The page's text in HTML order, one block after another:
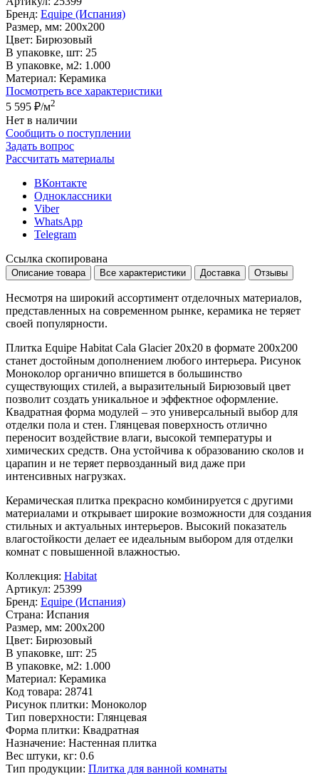
Бренд: Equipe (Испания)
Размер, мм: 200x200
Цвет: Бирюзовый
В упаковке, шт: 25
В упаковке, м2: 1.000
Материал: Керамика
Посмотреть все характеристики
5 595 ₽/м2
Нет в наличии
Сообщить о поступлении
Задать вопрос
Рассчитать материалы
ВКонтакте
Одноклассники
Viber
WhatsApp
Telegram
Ссылка скопирована
Описание товара Все характеристики Доставка Отзывы
Несмотря на широкий ассортимент отделочных материалов,
представленных на современном рынке, керамика не теряет
своей популярности.
Плитка Equipe Habitat Cala Glacier 20x20 в формате 200x200
станет достойным дополнением любого интерьера. Рисунок
Моноколор органично впишется в большинство
существующих стилей, а выразительный Бирюзовый цвет
позволит создать уникальное и эффектное оформление.
Квадратная форма модулей – это универсальный выбор для
отделки пола и стен. Глянцевая поверхность отлично
переносит воздействие влаги, высокой температуры и
химических средств. Она устойчива к образованию сколов и
царапин и не теряет первозданный вид даже при
интенсивных нагрузках.
Керамическая плитка прекрасно комбинируется с другими
материалами и открывает широкие возможности для создания
стильных и актуальных интерьеров. Высокий показатель
влагостойкости делает ее идеальным выбором для отделки
комнат с повышенной влажностью.
Коллекция: Habitat
Артикул: 25399
Бренд: Equipe (Испания)
Страна: Испания
Размер, мм: 200x200
Цвет: Бирюзовый
В упаковке, шт: 25
В упаковке, м2: 1.000
Материал: Керамика
Код товара: 28741
Рисунок плитки: Моноколор
Тип поверхности: Глянцевая
Форма плитки: Квадратная
Назначение: Настенная плитка
Вес штуки, кг: 0.6
Тип продукции: Плитка для ванной комнаты